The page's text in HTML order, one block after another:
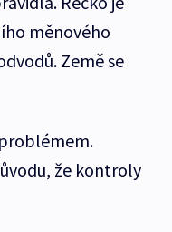
měnového
Země se
že kontroly